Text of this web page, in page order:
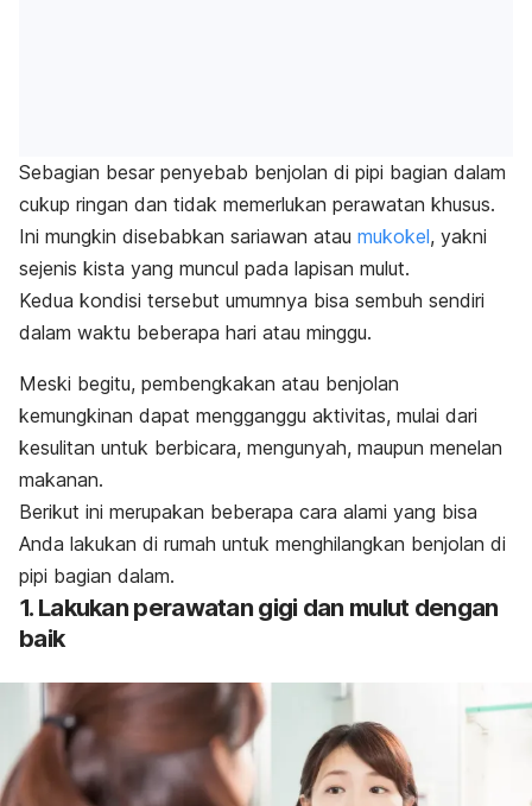
Sebagian besar penyebab benjolan di pipi bagian dalam
cukup ringan dan tidak memerlukan perawatan khusus.
Ini mungkin disebabkan sariawan atau mukokel, yakni
sejenis kista yang muncul pada lapisan mulut.
Kedua kondisi tersebut umumnya bisa sembuh sendiri
dalam waktu beberapa hari atau minggu.
Meski begitu, pembengkakan atau benjolan
kemungkinan dapat mengganggu aktivitas, mulai dari
kesulitan untuk berbicara, mengunyah, maupun menelan
makanan.
Berikut ini merupakan beberapa cara alami yang bisa
Anda lakukan di rumah untuk menghilangkan benjolan di
pipi bagian dalam.
1. Lakukan perawatan gigi dan mulut dengan
baik